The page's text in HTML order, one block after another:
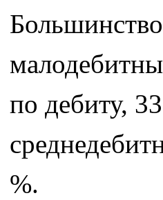
по дебиту,
%.